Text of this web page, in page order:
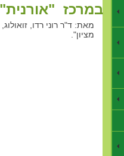
מאת: ד"ר רוני רדו,
מציון".
במרכז